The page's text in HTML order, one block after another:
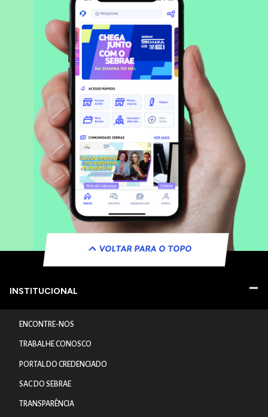
VOLTAR PARA O TOPO
INSTITUCIONAL
ENCONTRE-NOS
TRABALHE CONOSCO
PORTAL DO CREDENCIADO
SAC DO SEBRAE
TRANSPARÊNCIA